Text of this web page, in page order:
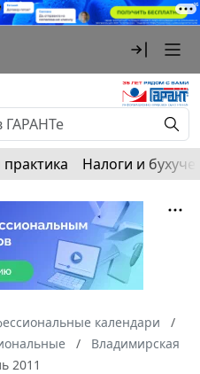
Налоги и
календари
Владимирская
2011